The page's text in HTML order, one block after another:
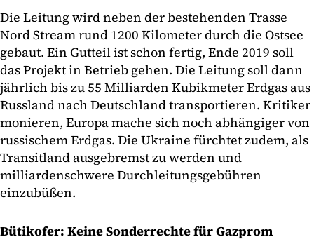
Die Leitung wird neben der bestehenden Trasse
Nord Stream rund 1200 Kilometer durch die Ostsee
gebaut. Ein Gutteil ist schon fertig, Ende 2019 soll
das Projekt in Betrieb gehen. Die Leitung soll dann
jährlich bis zu 55 Milliarden Kubikmeter Erdgas aus
Russland nach Deutschland transportieren. Kritiker
monieren, Europa mache sich noch abhängiger von
russischem Erdgas. Die Ukraine fürchtet zudem, als
Transitland ausgebremst zu werden und
milliardenschwere Durchleitungsgebühren
einzubüßen.
Bütikofer: Keine Sonderrechte für Gazprom